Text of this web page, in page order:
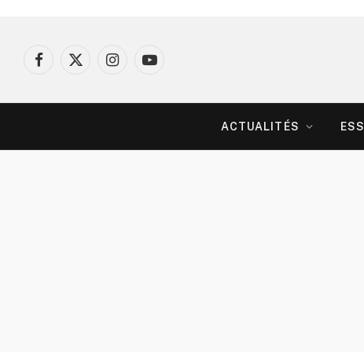
Facebook
X
InstagramYouTube
ACTUALITÉS